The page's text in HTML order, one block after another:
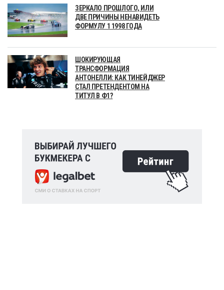
ЗЕРКАЛО ПРОШЛОГО, ИЛИ
ДВЕ ПРИЧИНЫ НЕНАВИДЕТЬ
ФОРМУЛУ 1 1998 ГОДА
ШОКИРУЮЩАЯ
ТРАНСФОРМАЦИЯ
АНТОНЕЛЛИ: КАК ТИНЕЙДЖЕР
СТАЛ ПРЕТЕНДЕНТОМ НА
ТИТУЛ В Ф1?